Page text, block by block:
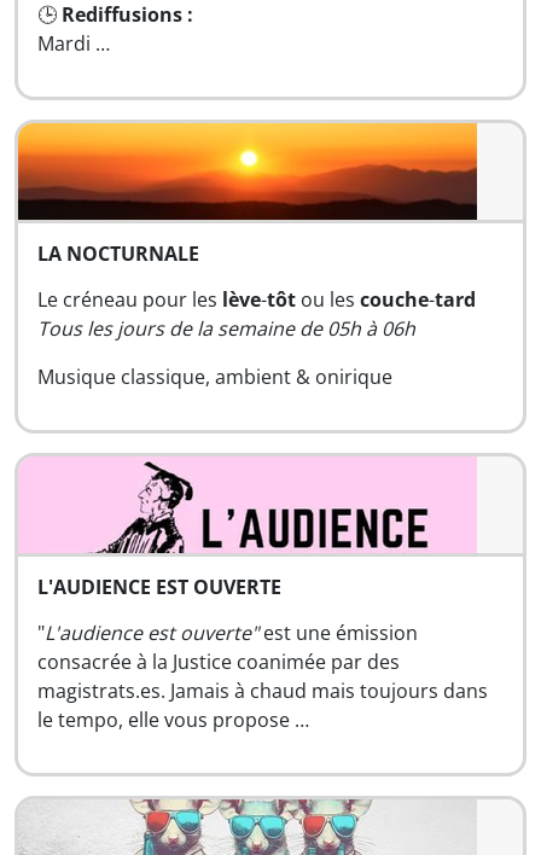
🕒 Rediffusions :
Mardi …
LA NOCTURNALE
Le créneau pour les lève-tôt ou les couche-tard
Tous les jours de la semaine de 05h à 06h
Musique classique, ambient & onirique
L'AUDIENCE EST OUVERTE
"L'audience est ouverte"est une émission
consacrée à la Justice coanimée par des
magistrats.es. Jamais à chaud mais toujours dans
le tempo, elle vous propose …